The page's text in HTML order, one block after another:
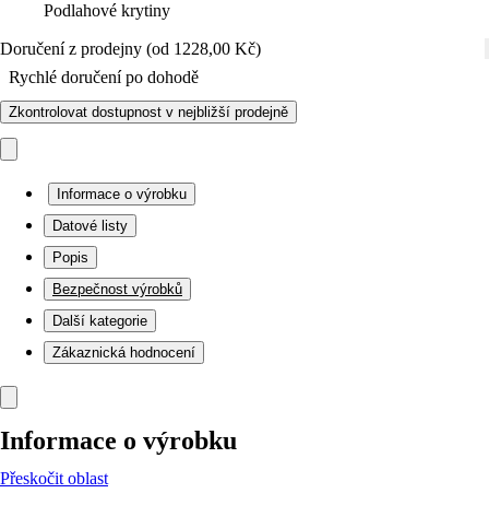
Podlahové krytiny
Doručení z prodejny (od 1228,00 Kč)
Rychlé doručení po dohodě
Zkontrolovat dostupnost v nejbližší prodejně
Informace o výrobku
Datové listy
Popis
Bezpečnost výrobků
Další kategorie
Zákaznická hodnocení
Informace o výrobku
Přeskočit oblast